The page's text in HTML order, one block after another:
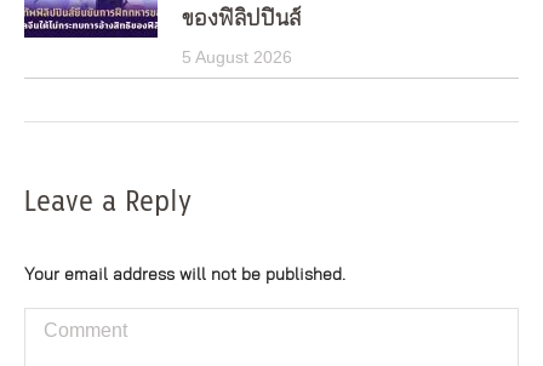
ของฟิลิปปินส์
5 August 2026
Leave a Reply
Your email address will not be published.
Comment